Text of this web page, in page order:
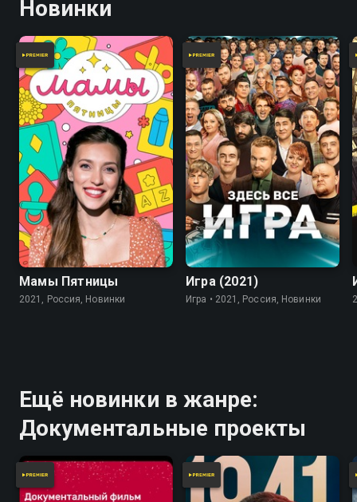
Новинки
Мамы Пятницы
2021, Россия, Новинки
7.8
Игра (2021)
Игра • 2021, Россия, Новинки
Ещё новинки в жанре:
Документальные проекты